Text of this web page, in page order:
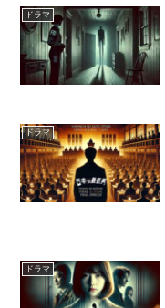
ドラマ
ドラマ
ドラマ